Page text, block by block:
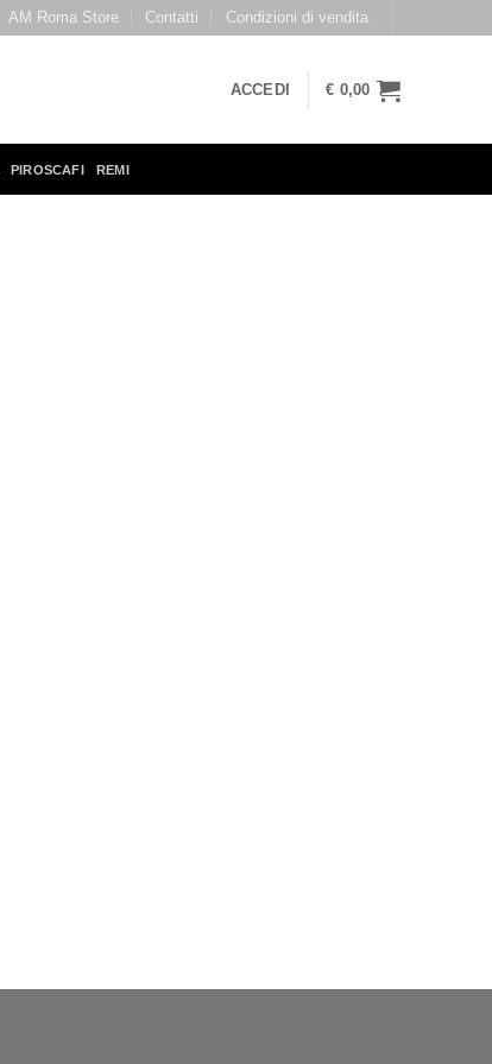
AM Roma Store Contatti Condizioni di vendita
ACCEDI € 0,00
PIROSCAFI REMI